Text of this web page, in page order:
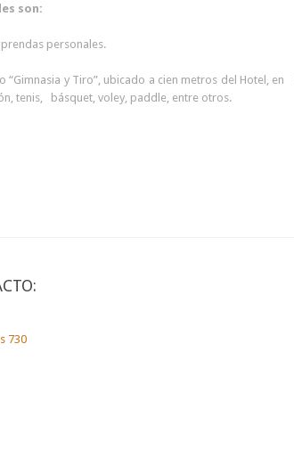
son:
personales.
“Gimnasia y Tiro”, ubicado a cien metros del Hotel,
tenis, básquet, voley, paddle, entre otros.
730